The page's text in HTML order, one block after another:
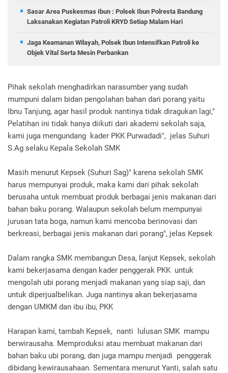
Sasar Area Puskesmas Ibun : Polsek Ibun Polresta Bandung
Laksanakan Kegiatan Patroli KRYD Setiap Malam Hari
Jaga Keamanan Wilayah, Polsek Ibun Intensifkan Patroli ke
Objek Vital Serta Mesin Perbankan
Pihak sekolah menghadirkan narasumber yang sudah
mumpuni dalam bidan pengolahan bahan dari porang yaitu
Ibnu Tanjung, agar hasil produk nantinya tidak diragukan lagi,"
Pelatihan ini tidak hanya diikuti dari akademi sekolah saja,
kami juga mengundang kader PKK Purwadadi", jelas Suhuri
S.Ag selaku Kepala Sekolah SMK
Masih menurut Kepsek (Suhuri Sag)" karena sekolah SMK
harus mempunyai produk, maka kami dari pihak sekolah
berusaha untuk membuat produk berbagai jenis makanan dari
bahan baku porang. Walaupun sekolah belum mempunyai
jurusan tata boga, namun kami mencoba berinovasi dan
berkreasi, berbagai jenis makanan dari porang", jelas Kepsek
Dalam rangka SMK membangun Desa, lanjut Kepsek, sekolah
kami bekerjasama dengan kader penggerak PKK untuk
mengolah ubi porang menjadi makanan yang siap saji, dan
untuk diperjualbelikan. Juga nantinya akan bekerjasama
dengan UMKM dan ibu ibu, PKK
Harapan kami, tambah Kepsek, nanti lulusan SMK mampu
berwirausaha. Memproduksi atau membuat makanan dari
bahan baku ubi porang, dan juga mampu menjadi penggerak
dibidang kewirausahaan. Sementara menurut Yanti, salah satu